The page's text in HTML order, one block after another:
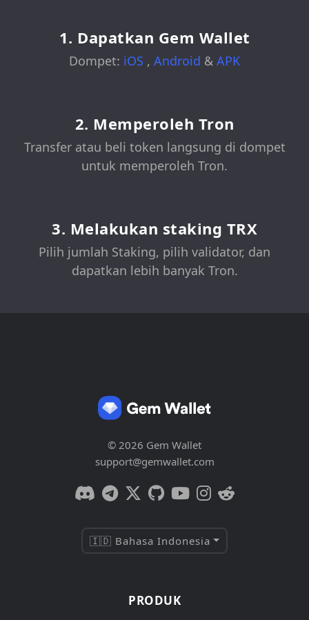
1. Dapatkan Gem Wallet
Dompet: iOS , Android & APK
2. Memperoleh Tron
Transfer atau beli token langsung di dompet
untuk memperoleh Tron.
3. Melakukan staking TRX
Pilih jumlah Staking, pilih validator, dan
dapatkan lebih banyak Tron.
© 2026 Gem Wallet
support@gemwallet.com
🇮🇩 Bahasa Indonesia
PRODUK